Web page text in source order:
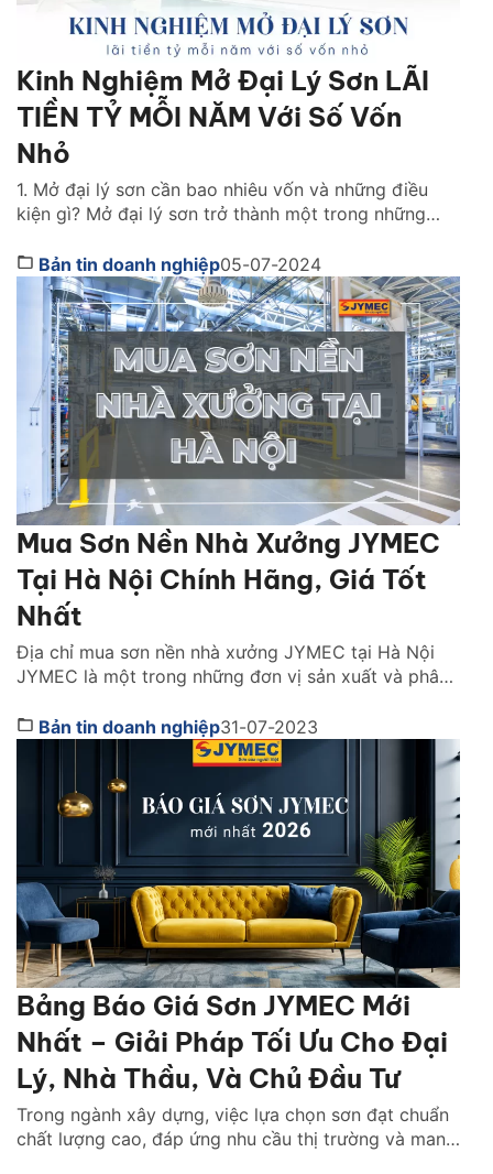
Kinh Nghiệm Mở Đại Lý Sơn LÃI
TIỀN TỶ MỖI NĂM Với Số Vốn
Nhỏ
1. Mở đại lý sơn cần bao nhiêu vốn và những điều
kiện gì? Mở đại lý sơn trở thành một trong những
vào tiềm năng thị trường, cũng như khả năng sinh lời
vượt trội của nó. Có rất nhiều người đã chuyển […]
Bản tin doanh nghiệp05-07-2024
Mua Sơn Nền Nhà Xưởng JYMEC
Tại Hà Nội Chính Hãng, Giá Tốt
Nhất
Địa chỉ mua sơn nền nhà xưởng JYMEC tại Hà Nội
JYMEC là một trong những đơn vị sản xuất và phân
trường hiện nay. Nếu bạn đang chưa biết tìm mua
sơn nền nhà xưởng JYMEC ở đâu để được tư vấn
Bản tin doanh nghiệp31-07-2023
Bảng Báo Giá Sơn JYMEC Mới
Nhất – Giải Pháp Tối Ưu Cho Đại
Lý, Nhà Thầu, Và Chủ Đầu Tư
Trong ngành xây dựng, việc lựa chọn sơn đạt chuẩn
chất lượng cao, đáp ứng nhu cầu thị trường và mang